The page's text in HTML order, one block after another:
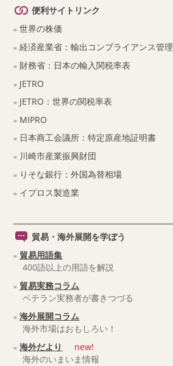
便利サイトリンク
世界の株価
経済産業省：輸出コンプライアンス管理
財務省：日本の輸入関税率表
JETRO
JETRO：世界の関税率表
MIPRO
日本商工会議所：特定原産地証明書
川崎市産業振興財団
りそな銀行：外国為替相場
イプロス製造業
貿易・海外展開を学ぼう
貿易用語集
400語以上の用語を解説
貿易実務コラム
ベテラン実務者が書きつづる
海外展開コラム
海外市場はおもしろい！
海外だより
new!
海外のいまいま情報